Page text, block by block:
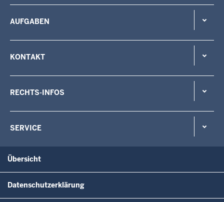
AUFGABEN
KONTAKT
RECHTS-INFOS
SERVICE
Übersicht
Datenschutzerklärung